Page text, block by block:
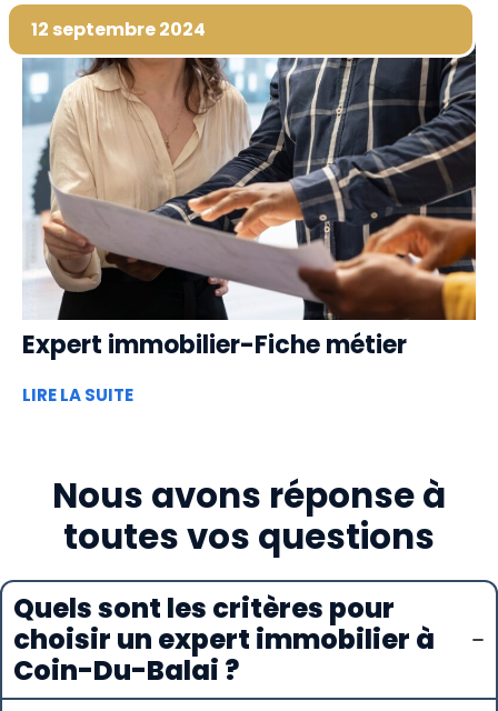
12 septembre 2024
Expert immobilier-Fiche métier
LIRE LA SUITE
Nous avons réponse à
toutes vos questions
Quels sont les critères pour
choisir un expert immobilier à
Coin-Du-Balai ?